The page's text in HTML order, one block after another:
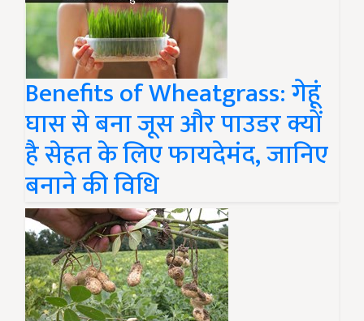
Benefits of Wheatgrass: गेहूं
घास से बना जूस और पाउडर क्यों
है सेहत के लिए फायदेमंद, जानिए
बनाने की विधि